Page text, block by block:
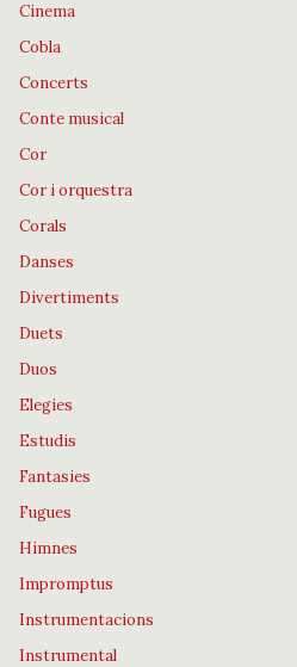
Cinema
Cobla
Concerts
Conte musical
Cor
Cor i orquestra
Corals
Danses
Divertiments
Duets
Duos
Elegies
Estudis
Fantasies
Fugues
Himnes
Impromptus
Instrumentacions
Instrumental